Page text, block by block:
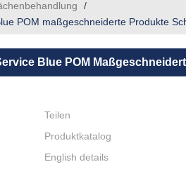
/
POM maßgeschneiderte Produkte
Blue POM
Teilen
Produktkatalog
English details